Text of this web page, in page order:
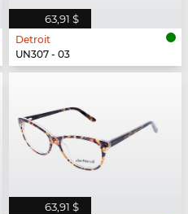
63,91 $
Detroit
UN307 - 03
63,91 $